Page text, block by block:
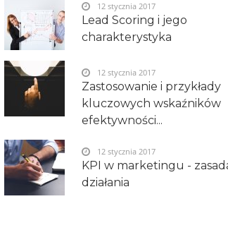
Lead Scoring i jego
charakterystyka
12 stycznia 2017
Zastosowanie i przykłady
kluczowych wskaźników
efektywności...
12 stycznia 2017
KPI w marketingu -
działania
12 stycznia 2017